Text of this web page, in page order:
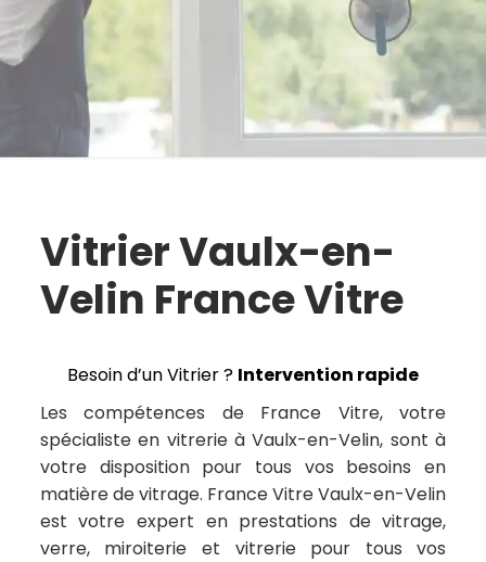
Vitrier Vaulx-en-
Velin France Vitre
Besoin d’un Vitrier ? Intervention rapide
Les compétences de France Vitre, votre
spécialiste en vitrerie à Vaulx-en-Velin, sont à
votre disposition pour tous vos besoins en
matière de vitrage. France Vitre Vaulx-en-Velin
est votre expert en prestations de vitrage,
verre, miroiterie et vitrerie pour tous vos